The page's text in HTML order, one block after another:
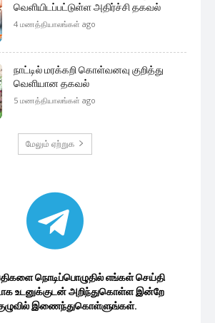
வெளியிடப்பட்டுள்ள அதிர்ச்சி தகவல்
4 மணத்தியாலங்கள் ago
நாட்டில் மரக்கறி கொள்வனவு குறித்து
வெளியான தகவல்
5 மணத்தியாலங்கள் ago
மேலும் ஏற்றுக
நொடிப்பொழுதில் எங்கள் செய்தி
உடனுக்குடன் அறிந்துகொள்ள இன்றே
இணைந்துகொள்ளுங்கள்.